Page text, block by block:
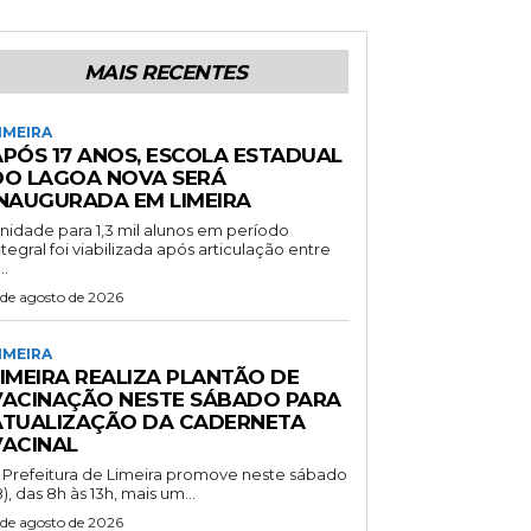
MAIS RECENTES
17 ANOS, ESCOLA ESTADUAL
LAGOA NOVA SERÁ
EM LIMEIRA
para 1,3 mil alunos em período
foi viabilizada após articulação entre
agosto de 2026
REALIZA PLANTÃO DE
NESTE SÁBADO PARA
DA CADERNETA
Prefeitura de Limeira promove neste sábado
das 8h às 13h, mais um...
agosto de 2026